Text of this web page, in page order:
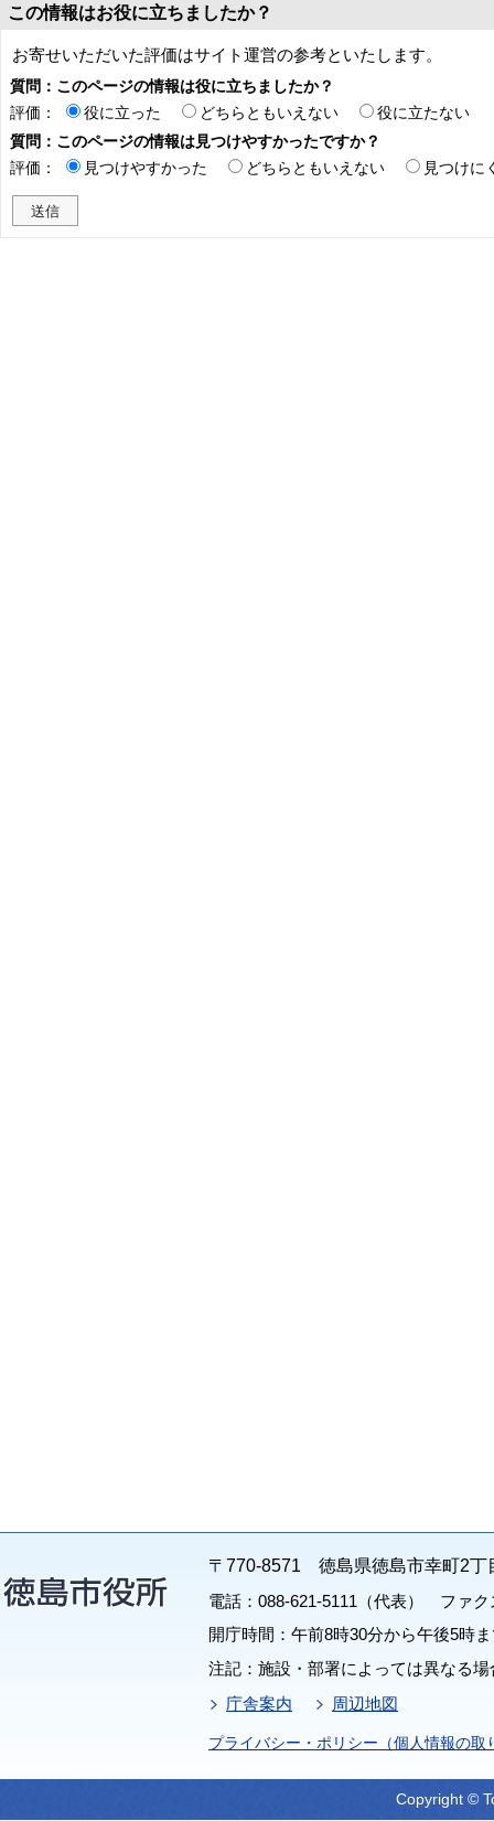
この情報はお役に立ちましたか？
お寄せいただいた評価はサイト運営の参考といたします。
質問：このページの情報は役に立ちましたか？
評価：
役に立った どちらともいえない
役に立たない
質問：このページの情報は見つけやすかったですか？
評価：
見つけやすかった どちらともいえない 見つけに
〒770-8571 徳島県徳島市幸町2丁
電話：088-621-5111（代表） ファク
開庁時間：午前8時30分から午後5時
注記：施設・部署によっては異なる
庁舎案内
周辺地図
プライバシー・ポリシー（個人情報の取
Copyright ©